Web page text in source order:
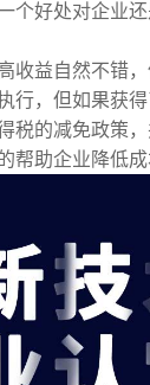
个好处对企业还
收益自然不错，
行，但如果获得
税的减免政策
帮助企业降低成